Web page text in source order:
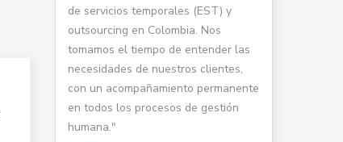
de servicios temporales (EST) y
outsourcing en Colombia. Nos
tomamos el tiempo de entender las
necesidades de nuestros clientes,
con un acompañamiento permanente
en todos los procesos de gestión
humana."